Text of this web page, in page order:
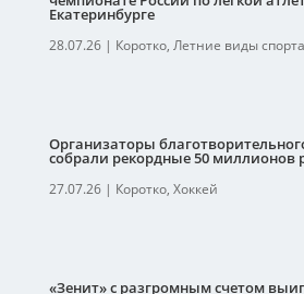
Екатеринбурге
28.07.26| Коротко, Летние виды спорта
Организаторы
собрали рекордные 50 миллионов
27.07.26| Коротко, Хоккей
«Зенит» с разгромным счетом